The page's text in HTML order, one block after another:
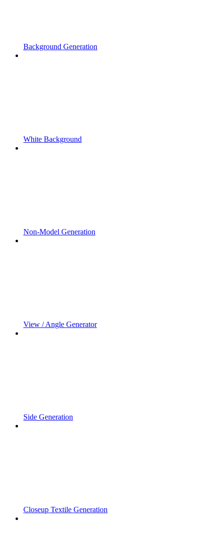
Background Generation
White Background
Non-Model Generation
View / Angle Generator
Side Generation
Closeup Textile Generation